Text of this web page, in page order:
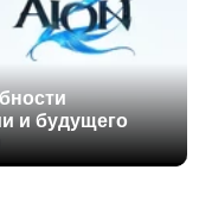
и будущего